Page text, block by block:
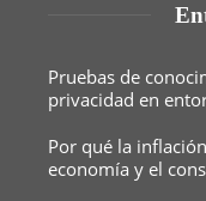
Pruebas de
privacidad en
Por qué la
economía y el